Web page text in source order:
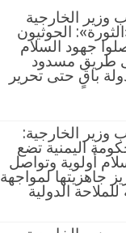
وزير الخارجية
الحوثيون
جهود السلام
طريق مسدود
باقٍ حتى تحرير
وزير الخارجية:
اليمنية تضع
أولوية وتواصل
جاهزيتها لمواجهة
الدولية